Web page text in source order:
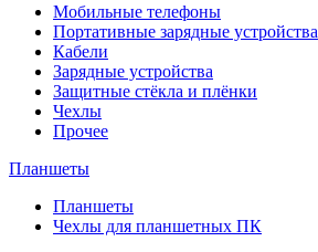
Мобильные телефоны
Портативные зарядные устройства
Кабели
Зарядные устройства
Защитные стёкла и плёнки
Чехлы
Прочее
Планшеты
Планшеты
Чехлы для планшетных ПК